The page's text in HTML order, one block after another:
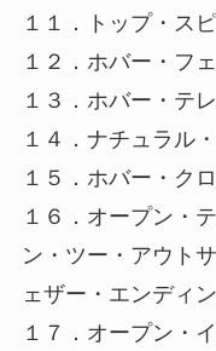
１１．トップ・ス
１２．ホバー・フ
１３．ホバー・テ
１４．ナチュラル
１５．ホバー・ク
１６．オープン・
ン・ツー・アウト
ェザー・エンディ
１７．オープン・